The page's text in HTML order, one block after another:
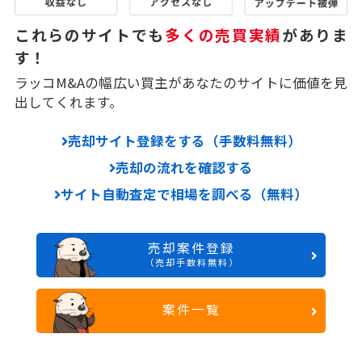
これらのサイトでも多くの売買実績がありま
す！
ラッコM&Aの幅広い買主があなたのサイトに価値を見
出してくれます。
売却サイト登録をする（手数料無料）
売却の流れを確認する
サイト自動査定で相場を調べる（無料）
売却案件登録
（売却手数料無料）
案件一覧